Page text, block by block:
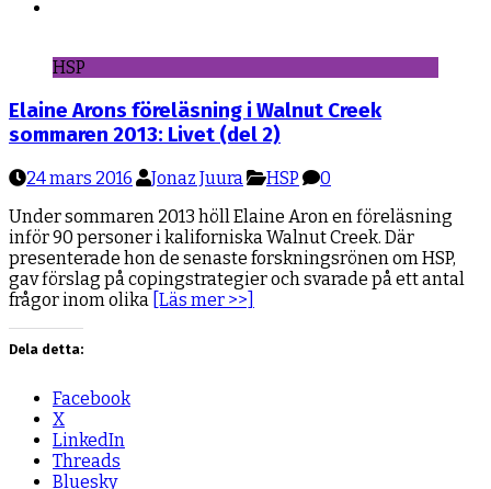
HSP
Elaine Arons föreläsning i Walnut Creek
sommaren 2013: Livet (del 2)
24 mars 2016 Jonaz Juura HSP
0
Under sommaren 2013 höll Elaine Aron en föreläsning
inför 90 personer i kaliforniska Walnut Creek. Där
presenterade hon de senaste forskningsrönen om HSP,
gav förslag på copingstrategier och svarade på ett antal
frågor inom olika [Läs mer >>]
Dela detta:
Facebook
X
LinkedIn
Threads
Bluesky